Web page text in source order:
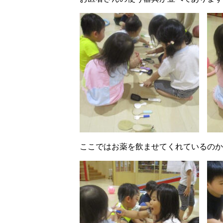
ここではお薬を飲ませてくれているの